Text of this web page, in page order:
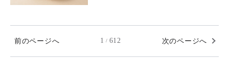
前のページへ 1 / 612 次のページへ